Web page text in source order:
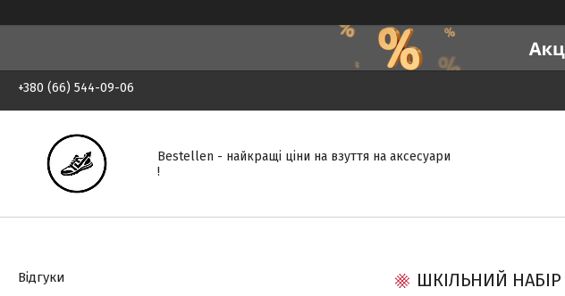
+380 (66) 544-09-06
Bestellen - найкращі ціни на взуття на аксесуари
!
ШКІЛЬНИЙ
Відгуки